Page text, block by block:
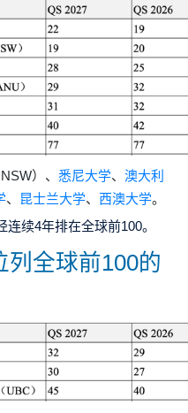
）、 悉尼大学、 澳大利
、 昆士兰大学、 西澳大学。
连续4年排在全球前100。
全球前100的